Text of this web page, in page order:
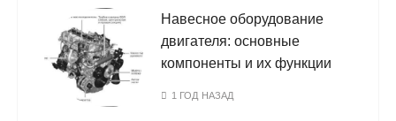
Навесное оборудование
двигателя: основные
компоненты и их функции
1 ГОД НАЗАД